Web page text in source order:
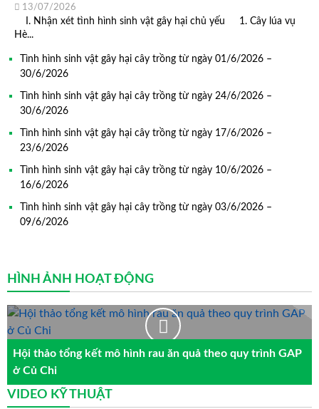
13/07/2026
I. Nhận xét tình hình sinh vật gây hại chủ yếu 1. Cây lúa vụ
Hè...
Tình hình sinh vật gây hại cây trồng từ ngày 01/6/2026 –
30/6/2026
Tình hình sinh vật gây hại cây trồng từ ngày 24/6/2026 –
30/6/2026
Tình hình sinh vật gây hại cây trồng từ ngày 17/6/2026 –
23/6/2026
Tình hình sinh vật gây hại cây trồng từ ngày 10/6/2026 –
16/6/2026
Tình hình sinh vật gây hại cây trồng từ ngày 03/6/2026 –
09/6/2026
HÌNH ẢNH HOẠT ĐỘNG
Hội thảo tổng kết mô hình rau ăn quả theo quy trình GAP
ở Củ Chi
VIDEO KỸ THUẬT